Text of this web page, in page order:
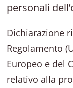
personali
Dichiarazione
Regolamento
Europeo e del
relativo alla